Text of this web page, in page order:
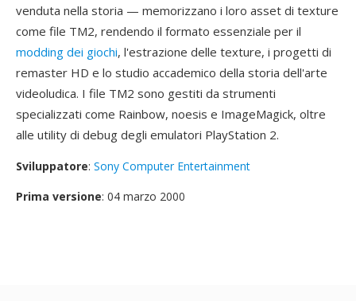
venduta nella storia — memorizzano i loro asset di texture
come file TM2, rendendo il formato essenziale per il
modding dei giochi, l'estrazione delle texture, i progetti di
remaster HD e lo studio accademico della storia dell'arte
videoludica. I file TM2 sono gestiti da strumenti
specializzati come Rainbow, noesis e ImageMagick, oltre
alle utility di debug degli emulatori PlayStation 2.
Sviluppatore: Sony Computer Entertainment
Prima versione: 04 marzo 2000